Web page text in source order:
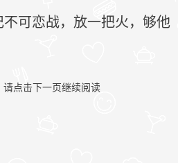
不可恋战，放一把火，够他
点击下一页继续阅读